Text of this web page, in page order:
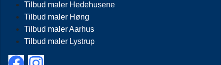
Tilbud maler Hedehusene
Tilbud maler Høng
Tilbud maler Aarhus
Tilbud maler Lystrup